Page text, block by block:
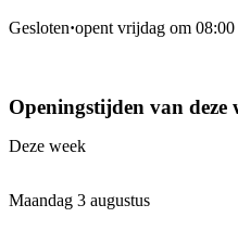
Gesloten·opent vrijdag om 08:00
Openingstijden van deze
Deze week
Maandag 3 augustus